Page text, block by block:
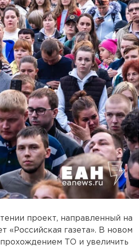
проект, направленный на
«Российская газета». В новом
прохождением ТО и увеличить